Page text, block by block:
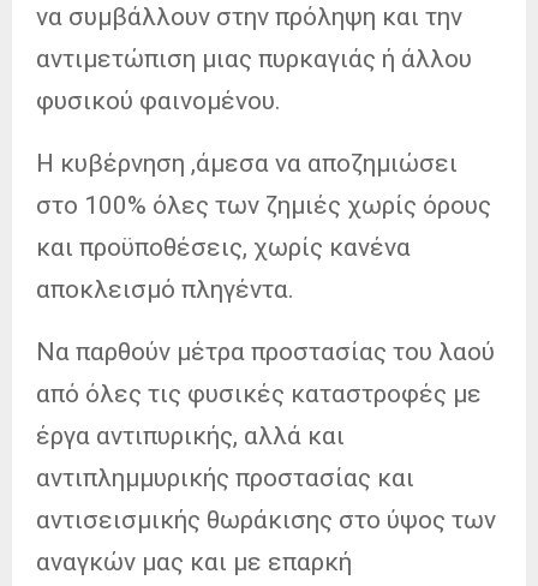
να συμβάλλουν στην πρόληψη και την
αντιμετώπιση μιας πυρκαγιάς ή άλλου
φυσικού φαινομένου.
Η κυβέρνηση ,άμεσα να αποζημιώσει
στο 100% όλες των ζημιές χωρίς όρους
και προϋποθέσεις, χωρίς κανένα
αποκλεισμό πληγέντα.
Να παρθούν μέτρα προστασίας του λαού
από όλες τις φυσικές καταστροφές με
έργα αντιπυρικής, αλλά και
αντιπλημμυρικής προστασίας και
αντισεισμικής θωράκισης στο ύψος των
αναγκών μας και με επαρκή